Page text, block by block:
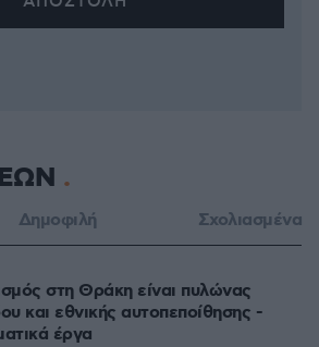
Δημοφιλή Σχολιασμένα
στη Θράκη είναι πυλώνας
και εθνικής αυτοπεποίθησης -
έργα